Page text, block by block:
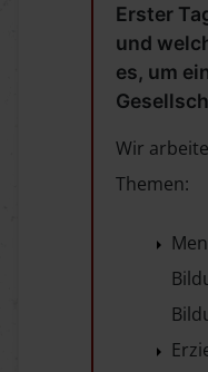
Erster
und
es, um
Wir
Themen: